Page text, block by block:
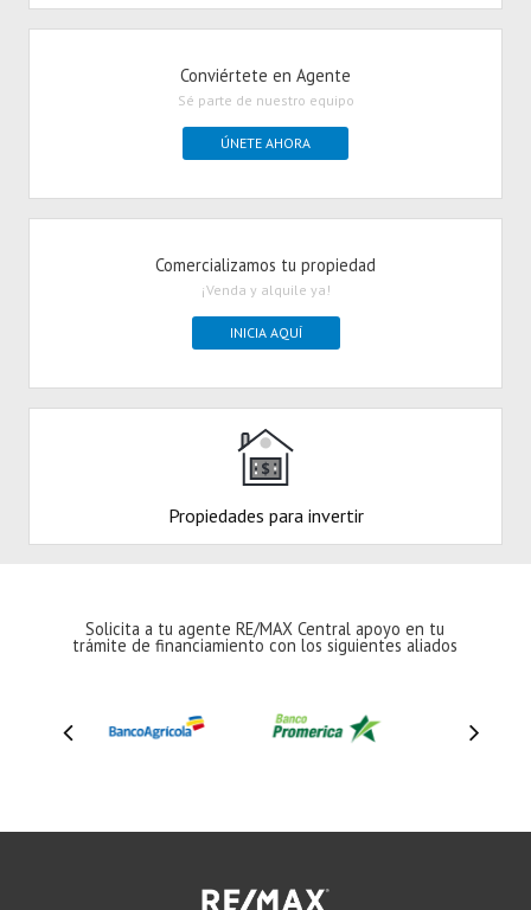
Conviértete en Agente
Sé parte de nuestro equipo
ÚNETE AHORA
Comercializamos tu propiedad
¡Venda y alquile ya!
INICIA AQUÍ
Propiedades para invertir
Solicita a tu agente RE/MAX Central apoyo en tu
trámite de financiamiento con los siguientes aliados